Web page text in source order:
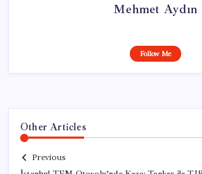
Mehmet Aydın
Follow Me
Other Articles
Previous